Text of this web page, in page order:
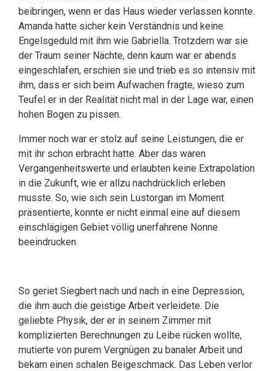
beibringen, wenn er das Haus wieder verlassen konnte.
Amanda hatte sicher kein Verständnis und keine
Engelsgeduld mit ihm wie Gabriella. Trotzdem war sie
der Traum seiner Nächte, denn kaum war er abends
eingeschlafen, erschien sie und trieb es so intensiv mit
ihm, dass er sich beim Aufwachen fragte, wieso zum
Teufel er in der Realität nicht mal in der Lage war, einen
hohen Bogen zu pissen.
Immer noch war er stolz auf seine Leistungen, die er
mit ihr schon erbracht hatte. Aber das waren
Vergangenheitswerte und erlaubten keine Extrapolation
in die Zukunft, wie er allzu nachdrücklich erleben
musste. So, wie sich sein Lustorgan im Moment
präsentierte, konnte er nicht einmal eine auf diesem
einschlägigen Gebiet völlig unerfahrene Nonne
beeindrucken.
So geriet Siegbert nach und nach in eine Depression,
die ihm auch die geistige Arbeit verleidete. Die
geliebte Physik, der er in seinem Zimmer mit
komplizierten Berechnungen zu Leibe rücken wollte,
mutierte von purem Vergnügen zu banaler Arbeit und
bekam einen schalen Beigeschmack. Das Leben verlor